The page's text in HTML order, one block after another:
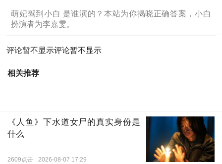
萌妃驾到小白 是谁演的？本站为你揭晓正确答案，小白
扮演者为李嘉雯。
评论暂不显示评论暂不显示
相关推荐
《人鱼》下水道女尸的真实身份是
什么
2609点击 2026-08-07 17:29